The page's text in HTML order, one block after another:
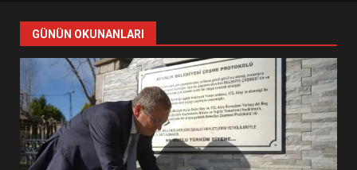
7
YENİ YÖNETİM NASIL
ŞEKİLLENDİ?
1
AYVALIK SU MİRASI İÇİN
HAREKETE GEÇİYOR: GÖZLER
BULUŞMADA
GÜNÜN OKUNANLARI